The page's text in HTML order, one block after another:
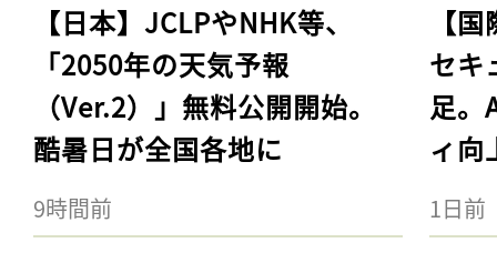
【日本】JCLPやNHK等、
「2050年の天気予報
（Ver.2）」無料公開開始。
酷暑日が全国各地に
9時間前
【
セキ
足。
ィ向
1日前